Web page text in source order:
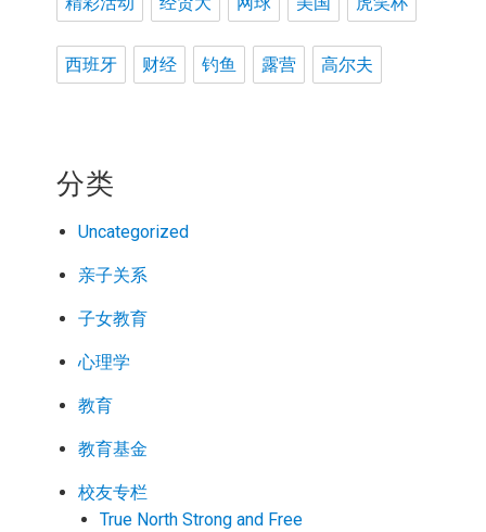
西班牙 财经 钓鱼 露营 高尔夫
分类
Uncategorized
亲子关系
子女教育
心理学
教育
教育基金
校友专栏
True North Strong and Free